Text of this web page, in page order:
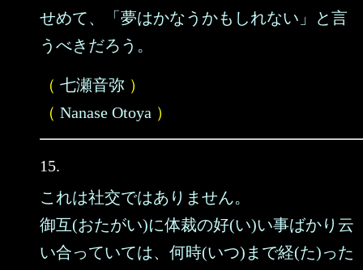
せめて、「夢はかなうかもしれない」と言
うべきだろう。
（ 七瀬音弥 ）
（ Nanase Otoya ）
15.
これは社交ではありません。
御互(おたがい)に体裁の好(い)い事ばかり云
い合っていては、何時(いつ)まで経(た)った